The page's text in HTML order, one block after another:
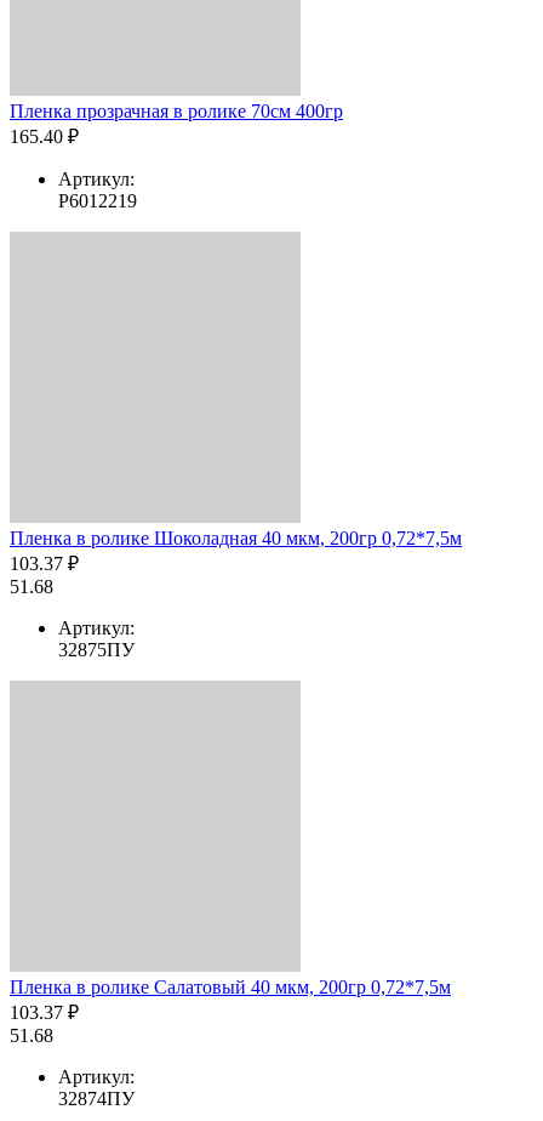
Пленка прозрачная в ролике 70см 400гр
165.40 ₽
Артикул:
Р6012219
Пленка в ролике Шоколадная 40 мкм, 200гр 0,72*7,5м
103.37 ₽
51.68
Артикул:
32875ПУ
Пленка в ролике Салатовый 40 мкм, 200гр 0,72*7,5м
103.37 ₽
51.68
Артикул:
32874ПУ